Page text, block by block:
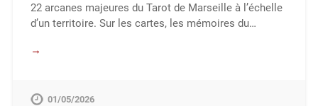
22 arcanes majeures du Tarot de Marseille à l’échelle
d’un territoire. Sur les cartes, les mémoires du…
→
01/05/2026